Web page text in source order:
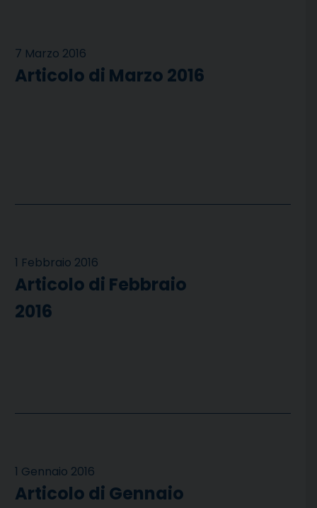
7 Marzo 2016
Articolo di Marzo 2016
1 Febbraio 2016
Articolo di Febbraio
2016
1 Gennaio 2016
Articolo di Gennaio